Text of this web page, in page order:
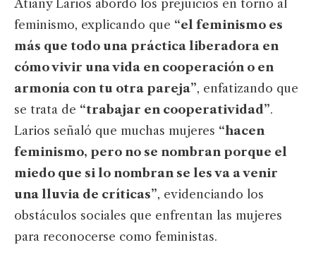
Atiany Larios abordó los prejuicios en torno al
feminismo, explicando que “el feminismo es
más que todo una práctica liberadora en
cómo vivir una vida en cooperación o en
armonía con tu otra pareja”, enfatizando que
se trata de “trabajar en cooperatividad”.
Larios señaló que muchas mujeres “hacen
feminismo, pero no se nombran porque el
miedo que si lo nombran se les va a venir
una lluvia de críticas”, evidenciando los
obstáculos sociales que enfrentan las mujeres
para reconocerse como feministas.